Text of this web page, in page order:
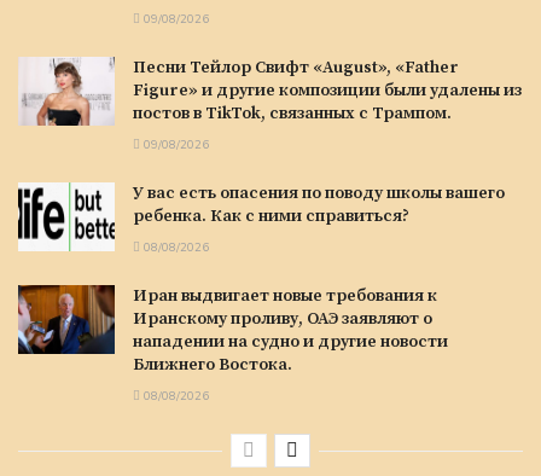
09/08/2026
Песни Тейлор Свифт «August», «Father
Figure» и другие композиции были удалены из
постов в TikTok, связанных с Трампом.
09/08/2026
У вас есть опасения по поводу школы вашего
ребенка. Как с ними справиться?
08/08/2026
Иран выдвигает новые требования к
Иранскому проливу, ОАЭ заявляют о
нападении на судно и другие новости
Ближнего Востока.
08/08/2026